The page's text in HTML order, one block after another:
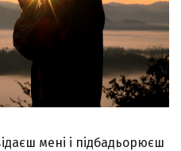
мені і підбадьорюєш